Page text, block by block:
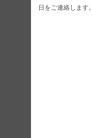
日をご連絡します。